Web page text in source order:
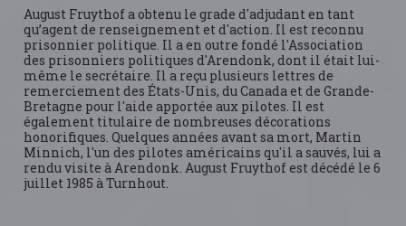
August Fruythof a obtenu le grade d'adjudant en tant
qu’agent de renseignement et d'action. Il est reconnu
prisonnier politique. Il a en outre fondé l'Association
des prisonniers politiques d'Arendonk, dont il était lui-
même le secrétaire. Il a reçu plusieurs lettres de
remerciement des États-Unis, du Canada et de Grande-
Bretagne pour l'aide apportée aux pilotes. Il est
également titulaire de nombreuses décorations
honorifiques. Quelques années avant sa mort, Martin
Minnich, l'un des pilotes américains qu'il a sauvés, lui a
rendu visite à Arendonk. August Fruythof est décédé le 6
juillet 1985 à Turnhout.